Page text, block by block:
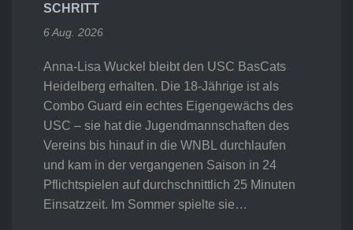
SCHRITT
6 Aug. 2026
Anna-Lisa Wuckel bleibt den USC BasCats
Heidelberg erhalten. Die 18-Jährige ist als
Combo Guard ein echtes Eigengewächs des
USC – sie hat die Jugendmannschaften des
Vereins bis hinauf in die WNBL durchlaufen
und kam in der vergangenen Saison in 24
Pflichtspielen auf durchschnittlich 25 Minuten
Einsatzzeit. Im Sommer spielte sie…